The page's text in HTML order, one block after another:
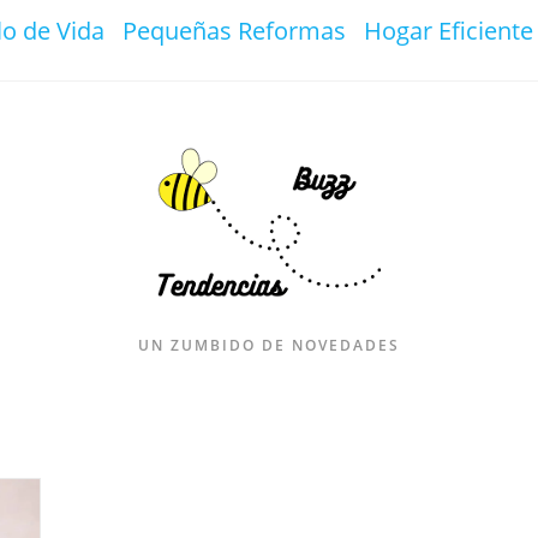
de Vida Pequeñas Reformas Hogar Eficiente
UN ZUMBIDO DE NOVEDADES